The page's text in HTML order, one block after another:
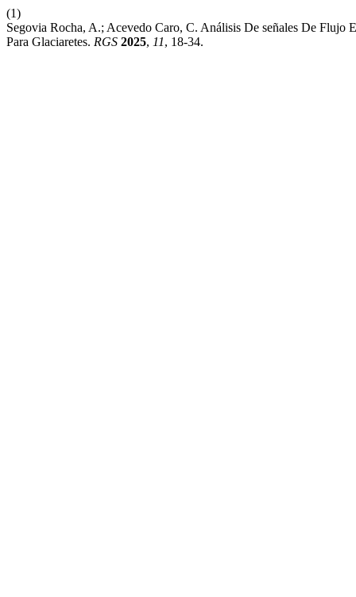
(1)
Segovia Rocha, A.; Acevedo Caro, C. Análisis De señales De Flujo
Para Glaciaretes. RGS 2025, 11, 18-34.